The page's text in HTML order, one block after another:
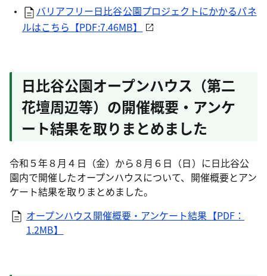
バリアフリー日比谷公園プロジェクトにかかるパネ
ルはこちら【PDF:7.46MB】
日比谷公園オープンハウス（第二
花壇周辺等）の開催概要・アンケ
ート結果を取りまとめました
令和５年８月４日（金）から８月６日（日）に日比谷公
園内で開催したオープンハウスについて、開催概要とアン
ケート結果を取りまとめました。
オープンハウス開催概要・アンケート結果【PDF：
1.2MB】